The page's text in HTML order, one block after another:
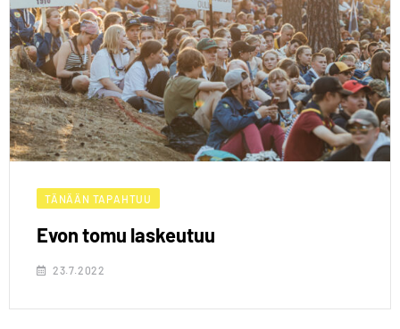
TÄNÄÄN TAPAHTUU
Evon tomu laskeutuu
23.7.2022